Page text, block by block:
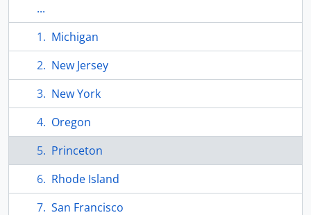
...
Michigan
New Jersey
New York
Oregon
Princeton
Rhode Island
San Francisco